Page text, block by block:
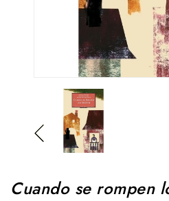
Cuando se rompen